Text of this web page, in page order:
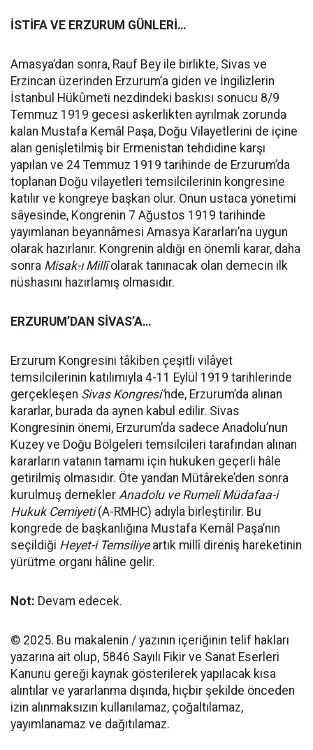
İSTİFA VE ERZURUM GÜNLERİ…
Amasya’dan sonra, Rauf Bey ile birlikte, Sivas ve
Erzincan üzerinden Erzurum’a giden ve İngilizlerin
İstanbul Hükûmeti nezdindeki baskısı sonucu 8/9
Temmuz 1919 gecesi askerlikten ayrılmak zorunda
kalan Mustafa Kemâl Paşa, Doğu Vilayetlerini de içine
alan genişletilmiş bir Ermenistan tehdidine karşı
yapılan ve 24 Temmuz 1919 tarihinde de Erzurum’da
toplanan Doğu vilayetleri temsilcilerinin kongresine
katılır ve kongreye başkan olur. Onun ustaca yönetimi
sâyesinde, Kongrenin 7 Ağustos 1919 tarihinde
yayımlanan beyannâmesi Amasya Kararları’na uygun
olarak hazırlanır. Kongrenin aldığı en önemli karar, daha
sonra Misak-ı Millîolarak tanınacak olan demecin ilk
nüshasını hazırlamış olmasıdır.
ERZURUM’DAN SİVAS’A…
Erzurum Kongresini tâkiben çeşitli vilâyet
temsilcilerinin katılımıyla 4-11 Eylül 1919 tarihlerinde
gerçekleşen Sivas Kongresi’nde, Erzurum’da alınan
kararlar, burada da aynen kabul edilir. Sivas
Kongresinin önemi, Erzurum’da sadece Anadolu’nun
Kuzey ve Doğu Bölgeleri temsilcileri tarafından alınan
kararların vatanın tamamı için hukuken geçerli hâle
getirilmiş olmasıdır. Öte yandan Mütâreke’den sonra
kurulmuş dernekler Anadolu ve Rumeli Müdafaa-i
Hukuk Cemiyeti(A-RMHC) adıyla birleştirilir. Bu
kongrede de başkanlığına Mustafa Kemâl Paşa’nın
seçildiği Heyet-i Temsiliyeartık millî direniş hareketinin
yürütme organı hâline gelir.
Not: Devam edecek.
© 2025. Bu makalenin / yazının içeriğinin telif hakları
yazarına ait olup, 5846 Sayılı Fikir ve Sanat Eserleri
Kanunu gereği kaynak gösterilerek yapılacak kısa
alıntılar ve yararlanma dışında, hiçbir şekilde önceden
izin alınmaksızın kullanılamaz, çoğaltılamaz,
yayımlanamaz ve dağıtılamaz.